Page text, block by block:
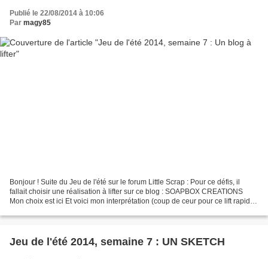
Publié le 22/08/2014 à 10:06
Par magy85
Bonjour ! Suite du Jeu de l'été sur le forum Little Scrap : Pour ce défis, il
fallait choisir une réalisation à lifter sur ce blog : SOAPBOX CREATIONS
Mon choix est ici Et voici mon interprétation (coup de ceur pour ce lift rapide
Jeu de l'été 2014, semaine 7 : UN SKETCH